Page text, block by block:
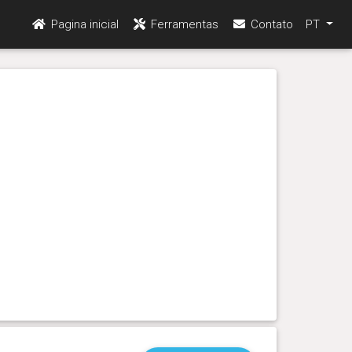
Pagina inicial Ferramentas Contato PT